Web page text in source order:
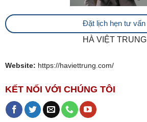
Đặt lịch hẹn tư vấn
HÀ VIỆT TRUNG
Website: https://haviettrung.com/
KẾT NỐI VỚI CHÚNG TÔI